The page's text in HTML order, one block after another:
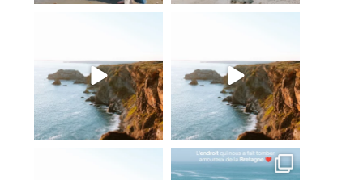
25 1 13 0
S’il y a bien un endroit qui nous
...